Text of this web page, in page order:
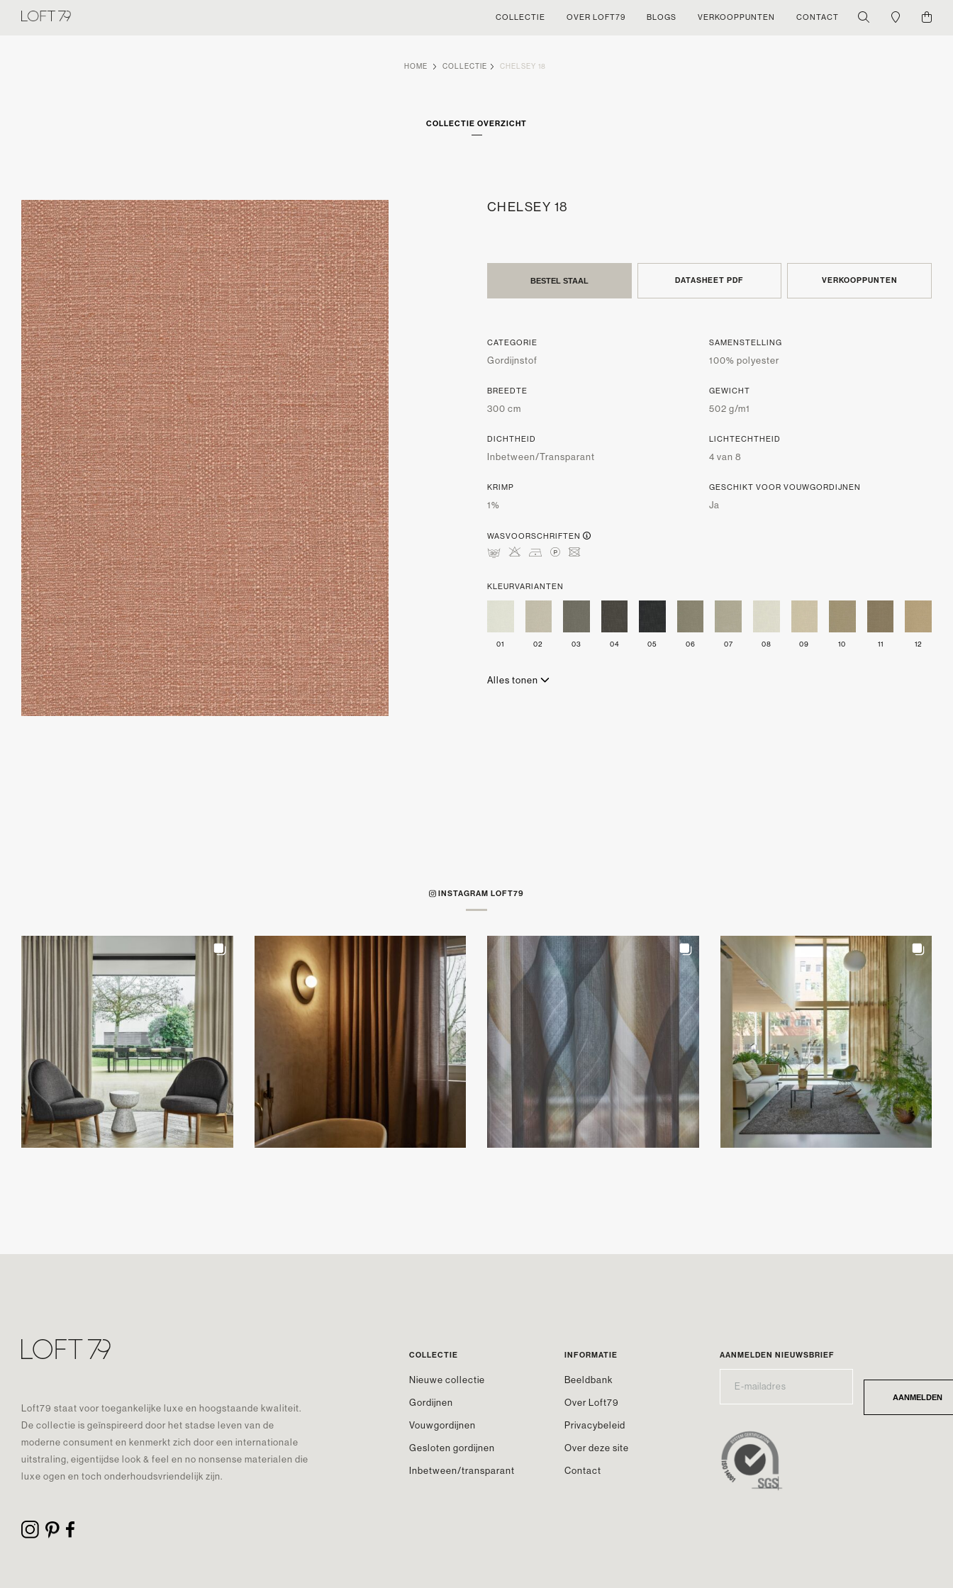
COLLECTIE OVER LOFT79 BLOGS VERKOOPPUNTEN CONTACT
HOME COLLECTIE CHELSEY 18
COLLECTIE OVERZICHT
CHELSEY 18
BESTEL STAAL DATASHEET PDF VERKOOPPUNTEN
CATEGORIE
Gordijnstof
SAMENSTELLING
100% polyester
BREEDTE
300 cm
GEWICHT
502 g/m1
DICHTHEID
Inbetween/Transparant
LICHTECHTHEID
4 van 8
KRIMP
1%
GESCHIKT VOOR VOUWGORDIJNEN
Ja
WASVOORSCHRIFTEN
mHDLU
KLEURVARIANTEN
01 02 03 04 05 06 07 08 09 10 11 12
Alles tonen
INSTAGRAM LOFT79
Loft79 staat voor toegankelijke luxe en hoogstaande kwaliteit.
De collectie is geïnspireerd door het stadse leven van de
moderne consument en kenmerkt zich door een internationale
uitstraling, eigentijdse look & feel en no nonsense materialen die
luxe ogen en toch onderhoudsvriendelijk zijn.
COLLECTIE
Nieuwe collectie
Gordijnen
Vouwgordijnen
Gesloten gordijnen
Inbetween/transparant
INFORMATIE
Beeldbank
Over Loft79
Privacybeleid
Over deze site
Contact
AANMELDEN NIEUWSBRIEF
AANMELDEN